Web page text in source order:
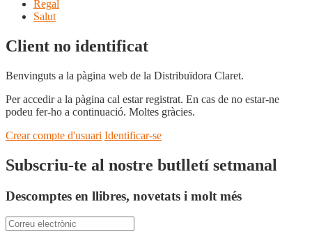
Regal
Salut
Client no identificat
Benvinguts a la pàgina web de la Distribuïdora Claret.
Per accedir a la pàgina cal estar registrat. En cas de no estar-ne
podeu fer-ho a continuació. Moltes gràcies.
Crear compte d'usuari Identificar-se
Subscriu-te al nostre butlletí setmanal
Descomptes en llibres, novetats i molt més